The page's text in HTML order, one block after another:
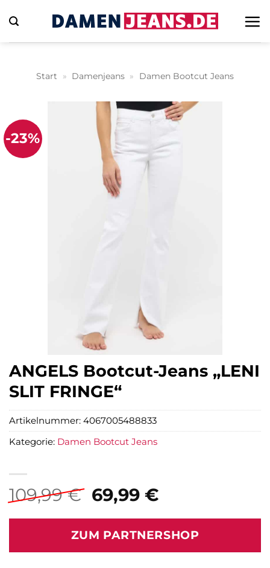
Inhalt
springen
Start » Damenjeans » Damen Bootcut Jeans
-23%
ANGELS Bootcut-Jeans „LENI
SLIT FRINGE“
109,99€ Ursprünglicher
Preis
war:
109,99 €
69,99 €Aktueller
ist:
69,99 €.
ZUM PARTNERSHOP
Artikelnummer: 4067005488833
Kategorie: Damen Bootcut Jeans